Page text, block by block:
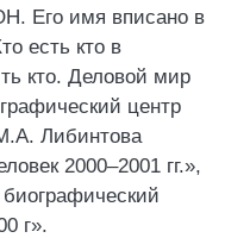
Его имя вписано в
есть кто в
кто. Деловой мир
центр
Либинтова
2000–2001 гг.»,
г».